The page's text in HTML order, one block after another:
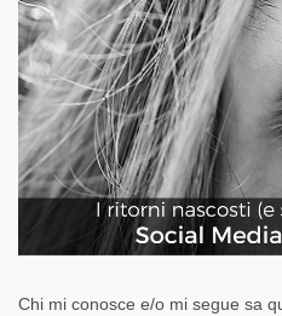
Chi mi conosce e/o mi segue sa